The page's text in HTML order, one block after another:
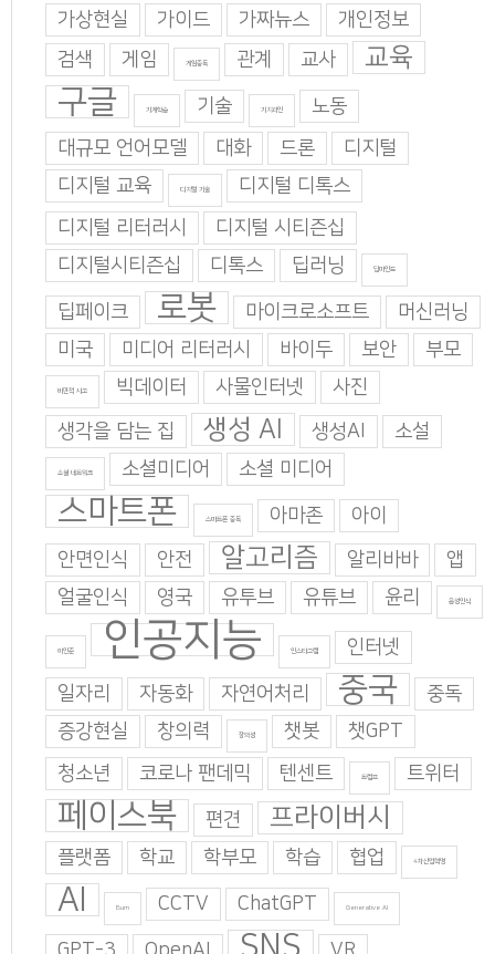
가상현실 가이드 가짜뉴스
개인정보
검색
게임 게임중독 관계 교사 교육
구글 기계학습 기술 기지과인
노동
대규모 언어모델
대화 드론
디지털
디지털 교육
디지털 기술
디지털 디톡스
디지털 리터러시
디지털 시티즌십
디지털시티즌십
디톡스 딥러닝 딥마인드
딥페이크 로봇 마이크로소프트
머신러닝
미국
미디어 리터러시 바이두 보안 부모
비판적 사고 빅데이터 사물인터넷
사진
생각을 담는 집
생성 AI 생성AI 소설
소셜 네트워크 소셜미디어 소셜 미디어
스마트폰 스마트폰 중독 아마존
아이
안면인식
안전 알고리즘 알리바바
앱
얼굴인식
영국 유투브 유튜브 윤리 음성인식
이인준 인공지능 인스타그램 인터넷
일자리 자동화 자연어처리 중국
중독
증강현실
창의력 창의성 챗봇
챗GPT
청소년
코로나 팬데믹 텐센트 트럼프 트위터
페이스북 편견 프라이버시
플랫폼 학교 학부모 학습 협업 4차산업혁명
AI Burn CCTV ChatGPT Generative AI
SNS